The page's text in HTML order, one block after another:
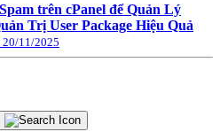
trên cPanel để Quản Lý
Trị User Package Hiệu Quả
20/11/2025